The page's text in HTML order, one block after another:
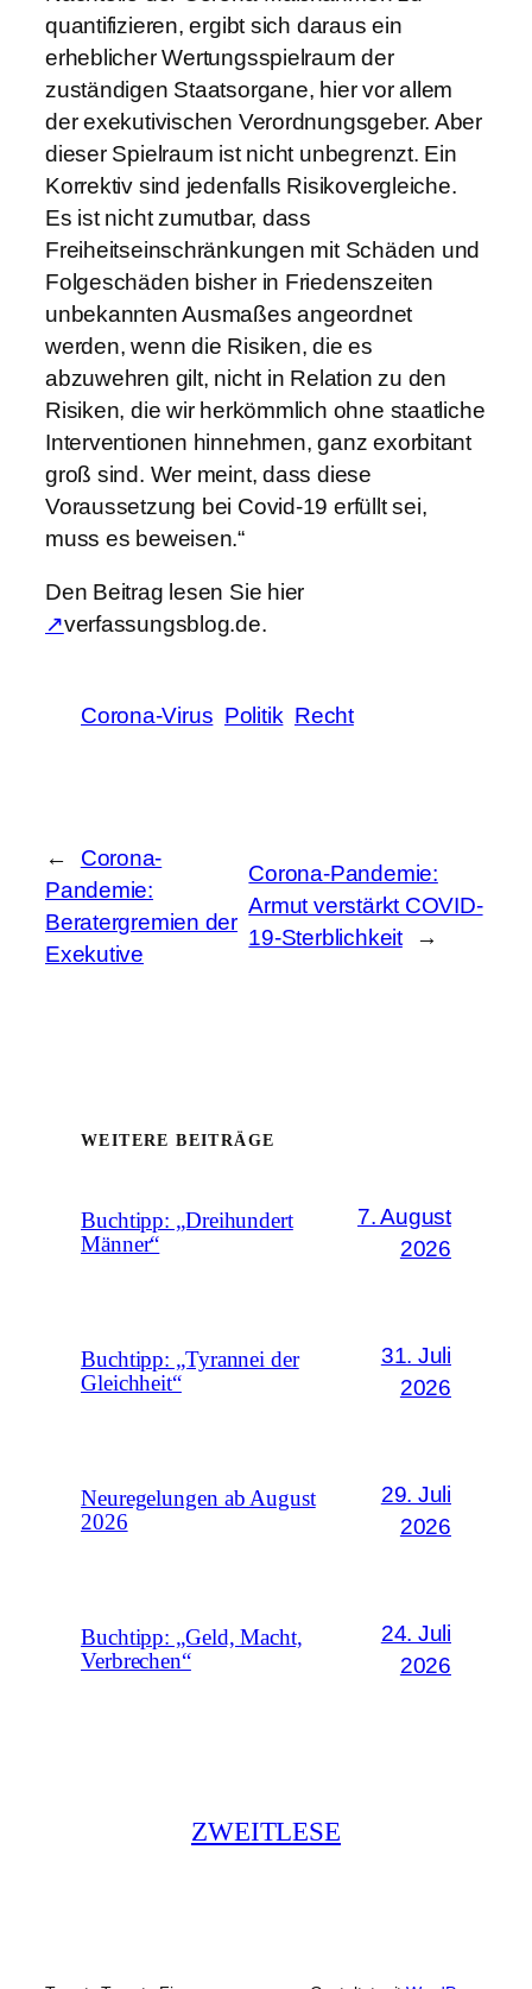
quantifizieren, ergibt sich daraus ein
erheblicher Wertungsspielraum der
zuständigen Staatsorgane, hier vor allem
der exekutivischen Verordnungsgeber. Aber
dieser Spielraum ist nicht unbegrenzt. Ein
Korrektiv sind jedenfalls Risikovergleiche.
Es ist nicht zumutbar, dass
Freiheitseinschränkungen mit Schäden und
Folgeschäden bisher in Friedenszeiten
unbekannten Ausmaßes angeordnet
werden, wenn die Risiken, die es
abzuwehren gilt, nicht in Relation zu den
Risiken, die wir herkömmlich ohne staatliche
Interventionen hinnehmen, ganz exorbitant
groß sind. Wer meint, dass diese
Voraussetzung bei Covid-19 erfüllt sei,
muss es beweisen.“
Den Beitrag lesen Sie hier
↗verfassungsblog.de.
Corona-Virus Politik Recht
←
Corona-
Pandemie:
Beratergremien der
Exekutive
Corona-Pandemie:
Armut verstärkt COVID-
19-Sterblichkeit
→
WEITERE BEITRÄGE
Buchtipp: „Dreihundert
Männer“
7. August
2026
Buchtipp: „Tyrannei der
Gleichheit“
31. Juli
2026
Neuregelungen ab August
2026
29. Juli
2026
Buchtipp: „Geld, Macht,
Verbrechen“
24. Juli
2026
ZWEITLESE